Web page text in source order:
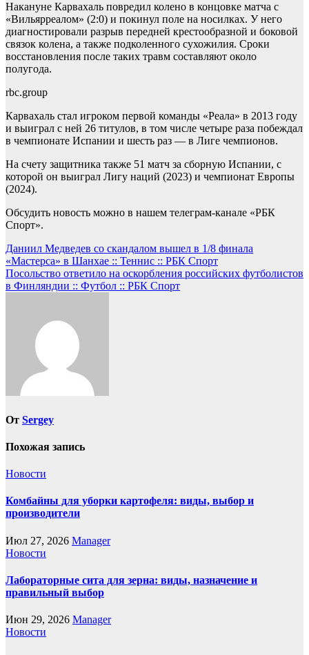
Накануне Карвахаль повредил колено в концовке матча с
«Вильярреалом» (2:0) и покинул поле на носилках. У него
диагностировали разрыв передней крестообразной и боковой
связок колена, а также подколенного сухожилия. Сроки
восстановления после таких травм составляют около
полугода.
rbc.group
Карвахаль стал игроком первой команды «Реала» в 2013 году
и выиграл с ней 26 титулов, в том числе четыре раза побеждал
в чемпионате Испании и шесть раз — в Лиге чемпионов.
На счету защитника также 51 матч за сборную Испании, с
которой он выиграл Лигу наций (2023) и чемпионат Европы
(2024).
Обсудить новость можно в нашем телеграм-канале «РБК
Спорт».
Навигация
по
записям
Даниил Медведев со скандалом вышел в 1/8 финала
«Мастерса» в Шанхае :: Теннис :: РБК Спорт
Посольство ответило на оскорбления российских футболистов
в Финляндии :: Футбол :: РБК Спорт
От Sergey
Похожая запись
Новости
Комбайны для уборки картофеля: виды, выбор и
производители
Июл 27, 2026 Manager
Новости
Лабораторные сита для зерна: виды, назначение и
правильный выбор
Июн 29, 2026 Manager
Новости